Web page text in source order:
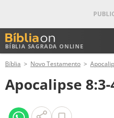
BÍBLIA SAGRADA ONLINE
ANTIGO TESTAMENTO
NOVO TESTAMENTO
Bíblia Novo Testamento
Apocalipse 8:3-